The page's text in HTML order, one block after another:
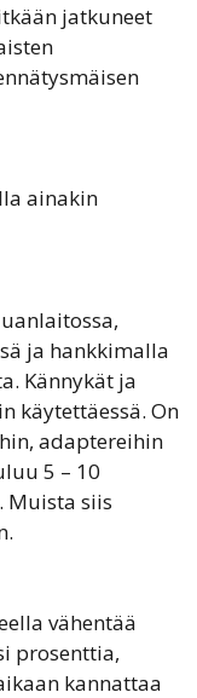
jatkuneet
ainakin
ja hankkimalla
Kännykät ja
käytettäessä. On
adaptereihin
5 – 10
Muista siis
vähentää
prosenttia,
kannattaa